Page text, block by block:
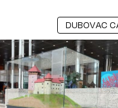
DUBOVAC